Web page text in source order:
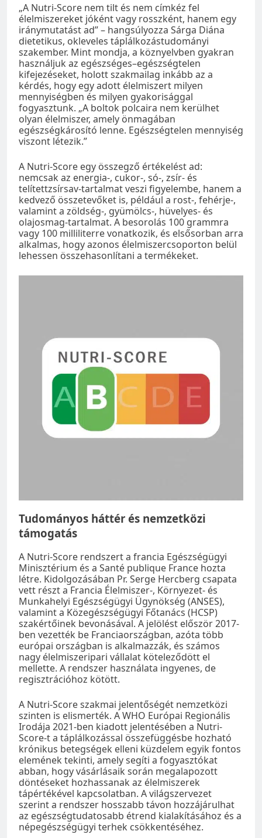
„A Nutri-Score nem tilt és nem címkéz fel
élelmiszereket jóként vagy rosszként, hanem egy
iránymutatást ad” – hangsúlyozza Sárga Diána
dietetikus, okleveles táplálkozástudományi
szakember. Mint mondja, a köznyelvben gyakran
használjuk az egészséges–egészségtelen
kifejezéseket, holott szakmailag inkább az a
kérdés, hogy egy adott élelmiszert milyen
mennyiségben és milyen gyakorisággal
fogyasztunk. „A boltok polcaira nem kerülhet
olyan élelmiszer, amely önmagában
egészségkárosító lenne. Egészségtelen mennyiség
viszont létezik.”
A Nutri-Score egy összegző értékelést ad:
nemcsak az energia-, cukor-, só-, zsír- és
telítettzsírsav-tartalmat veszi figyelembe, hanem a
kedvező összetevőket is, például a rost-, fehérje-,
valamint a zöldség-, gyümölcs-, hüvelyes- és
olajosmag-tartalmat. A besorolás 100 grammra
vagy 100 milliliterre vonatkozik, és elsősorban arra
alkalmas, hogy azonos élelmiszercsoporton belül
lehessen összehasonlítani a termékeket.
Tudományos háttér és nemzetközi
támogatás
A Nutri-Score rendszert a francia Egészségügyi
Minisztérium és a Santé publique France hozta
létre. Kidolgozásában Pr. Serge Hercberg csapata
vett részt a Francia Élelmiszer-, Környezet- és
Munkahelyi Egészségügyi Ügynökség (ANSES),
valamint a Közegészségügyi Főtanács (HCSP)
szakértőinek bevonásával. A jelölést először 2017-
ben vezették be Franciaországban, azóta több
európai országban is alkalmazzák, és számos
nagy élelmiszeripari vállalat köteleződött el
mellette. A rendszer használata ingyenes, de
regisztrációhoz kötött.
A Nutri-Score szakmai jelentőségét nemzetközi
szinten is elismerték. A WHO Európai Regionális
Irodája 2021-ben kiadott jelentésében a Nutri-
Score-t a táplálkozással összefüggésbe hozható
krónikus betegségek elleni küzdelem egyik fontos
elemének tekinti, amely segíti a fogyasztókat
abban, hogy vásárlásaik során megalapozott
döntéseket hozhassanak az élelmiszerek
tápértékével kapcsolatban. A világszervezet
szerint a rendszer hosszabb távon hozzájárulhat
az egészségtudatosabb étrend kialakításához és a
népegészségügyi terhek csökkentéséhez.